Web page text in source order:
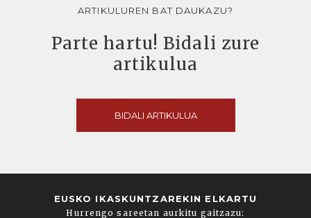
ARTIKULUREN BAT DAUKAZU?
Parte hartu! Bidali zure
artikulua
BIDALI ARTIKULUA
EUSKO IKASKUNTZAREKIN ELKARTU
Hurrengo sareetan aurkitu gaitzazu: